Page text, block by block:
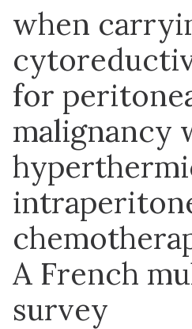
when
for
malignancy
A French
survey